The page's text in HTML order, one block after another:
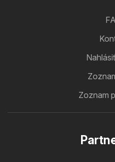
Zoznam